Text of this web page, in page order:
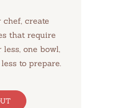
create
that require
one bowl,
to prepare.